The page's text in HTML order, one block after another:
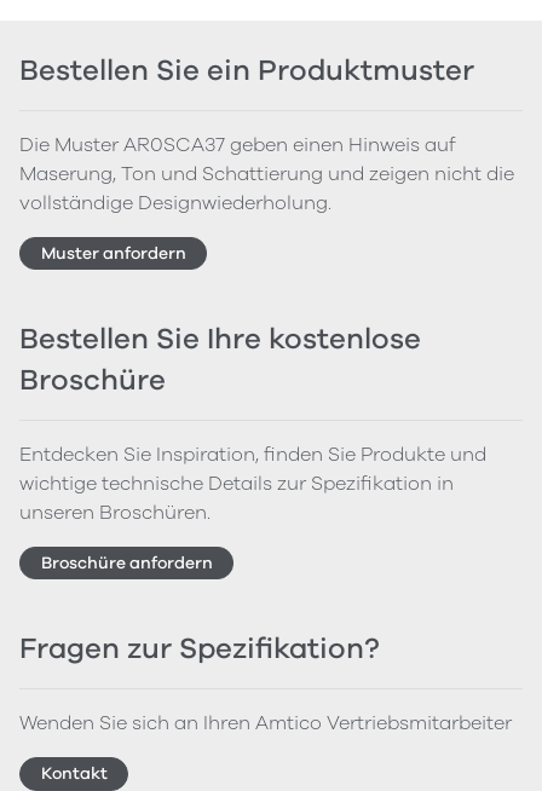
Bestellen Sie ein Produktmuster
Die Muster AR0SCA37 geben einen Hinweis auf
Maserung, Ton und Schattierung und zeigen nicht die
vollständige Designwiederholung.
Muster anfordern
Bestellen Sie Ihre kostenlose
Broschüre
Entdecken Sie Inspiration, finden Sie Produkte und
wichtige technische Details zur Spezifikation in
unseren Broschüren.
Broschüre anfordern
Fragen zur Spezifikation?
Wenden Sie sich an Ihren Amtico Vertriebsmitarbeiter
Kontakt